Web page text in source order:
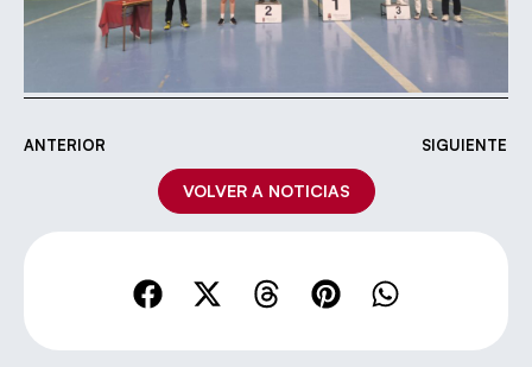
ANTERIOR SIGUIENTE
VOLVER A NOTICIAS